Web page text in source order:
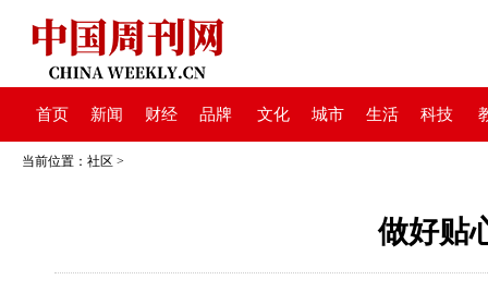
首页 新闻 财经 品牌 文化 城市 生活 科技
当前位置： 社区 >
做好贴